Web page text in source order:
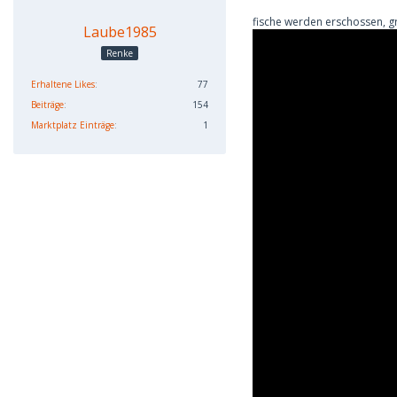
Laube1985
Renke
Erhaltene Likes
77
Beiträge
154
Marktplatz Einträge
1
fische werden erschossen,